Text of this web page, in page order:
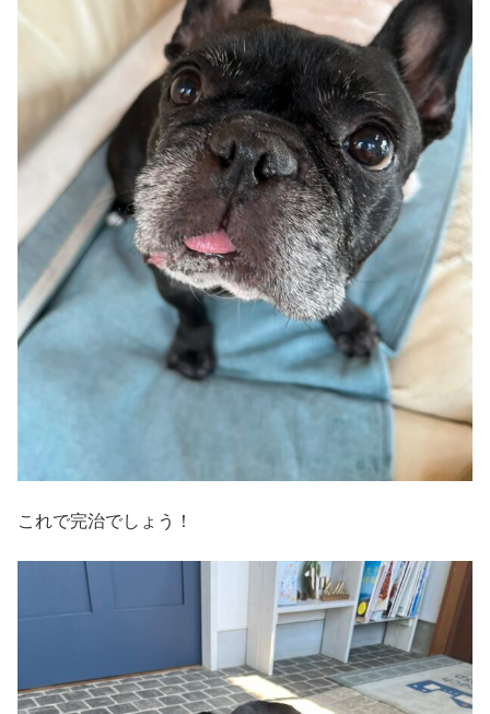
これで完治でしょう！